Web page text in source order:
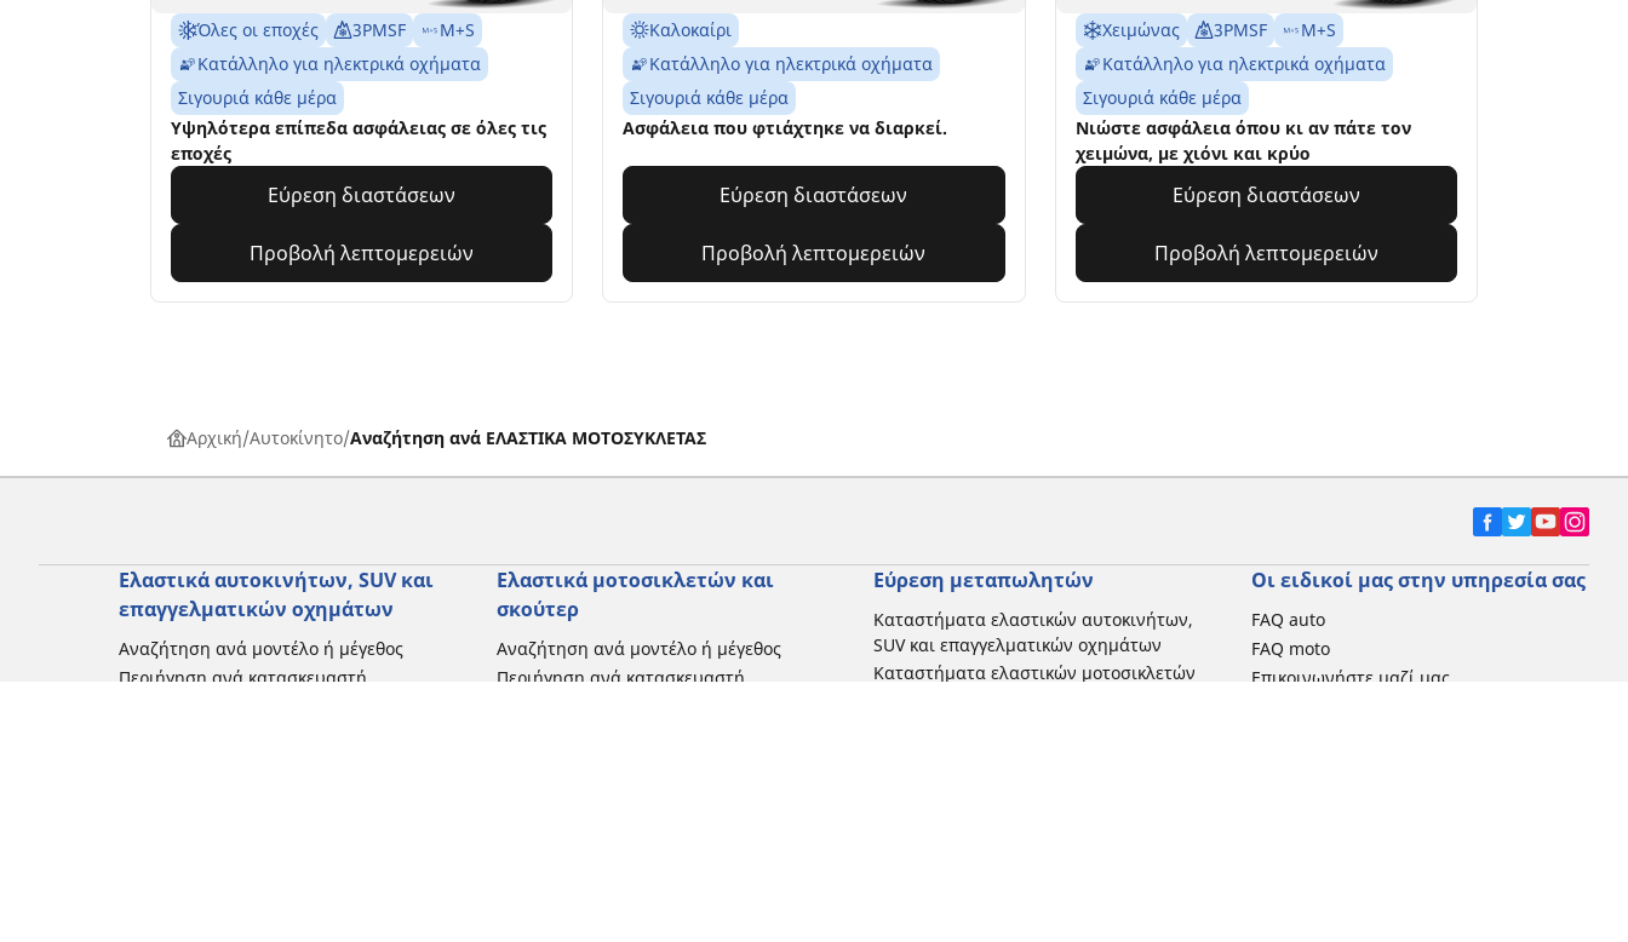
Όλες οι εποχές 3PMSF
M+S
Κατάλληλο για ηλεκτρικά οχήματα
Σιγουριά κάθε μέρα
Υψηλότερα επίπεδα ασφάλειας σε όλες τις
εποχές
Εύρεση διαστάσεων
Προβολή λεπτομερειών
Καλοκαίρι
Κατάλληλο για ηλεκτρικά οχήματα
Σιγουριά κάθε μέρα
Ασφάλεια που φτιάχτηκε να διαρκεί.
Εύρεση διαστάσεων
Προβολή λεπτομερειών
Χειμώνας 3PMSF
M+S
Κατάλληλο για ηλεκτρικά οχήματα
Σιγουριά κάθε μέρα
Νιώστε ασφάλεια όπου κι αν πάτε τον
χειμώνα, με χιόνι και κρύο
Εύρεση διαστάσεων
Προβολή λεπτομερειών
Αρχική Αυτοκίνητο Αναζήτηση ανά ΕΛΑΣΤΙΚΑ ΜΟΤΟΣΥΚΛΕΤΑΣ
Ελαστικά αυτοκινήτων, SUV και
επαγγελματικών οχημάτων
Αναζήτηση ανά μοντέλο ή μέγεθος
Περιήγηση ανά κατασκευαστή
Ελαστικά μοτοσικλετών και
σκούτερ
Αναζήτηση ανά μοντέλο ή μέγεθος
Περιήγηση ανά κατασκευαστή
Εύρεση μεταπωλητών
Καταστήματα ελαστικών αυτοκινήτων,
SUV και επαγγελματικών οχημάτων
Καταστήματα ελαστικών μοτοσικλετών
Οι ειδικοί μας στην υπηρεσία σας
FAQ auto
FAQ moto
Επικοινωνήστε μαζί μας